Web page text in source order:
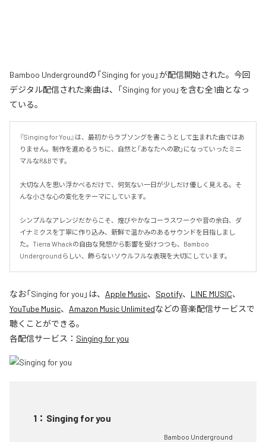
Bamboo Undergroundの「Singing for you」が配信開始された。今回
デジタル配信された楽曲は、「Singing for you」を含む全1曲となっ
ている。
『Singing for You』は、最初からラブソングを書こうとして生まれた曲ではあ
りません。制作を進めるうちに、自然と「あなたへの歌」になっていったミニ
マルなR&Bです。
大切な人を思い浮かべるだけで、何気ない一日が少しだけ優しく見える。そ
んな小さな心の変化をテーマにしています。
シンプルなアレンジだからこそ、煌びやかなコーラスワークや音の余白、ダ
イナミクスを丁寧に作り込み、新鮮で温かみのあるサウンドを目指しまし
た。Tierra Whackの自由な発想から影響を受けつつも、Bamboo
Undergroundらしい、飾らないソウルフルな表現を大切にしています。
なお「Singing for you 」は、 Apple Music、 Spotify、 LINE MUSIC、
YouTube Music、 Amazon Music Unlimitedなどの音楽配信サービスで
聴くことができる。
各配信サービス： Singing for you
1 ： Singing for you
Bamboo Underground